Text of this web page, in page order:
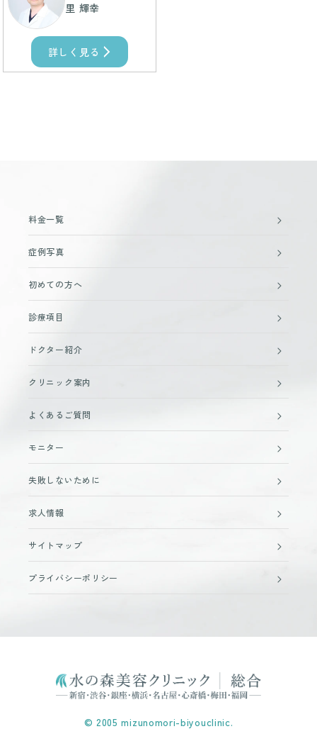
里 輝幸
詳しく見る
料金一覧
症例写真
初めての方へ
診療項目
ドクター紹介
クリニック案内
よくあるご質問
モニター
失敗しないために
求人情報
サイトマップ
プライバシーポリシー
© 2005 mizunomori-biyouclinic.